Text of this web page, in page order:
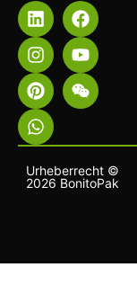
Urheberrecht ©
2026 BonitoPak